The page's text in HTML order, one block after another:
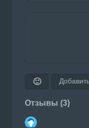
🙂
Отзывы (3)